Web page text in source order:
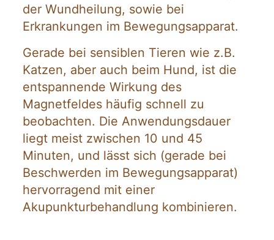
der Wundheilung, sowie bei
Erkrankungen im Bewegungsapparat.
Gerade bei sensiblen Tieren wie z.B.
Katzen, aber auch beim Hund, ist die
entspannende Wirkung des
Magnetfeldes häufig schnell zu
beobachten. Die Anwendungsdauer
liegt meist zwischen 10 und 45
Minuten, und lässt sich (gerade bei
Beschwerden im Bewegungsapparat)
hervorragend mit einer
Akupunkturbehandlung kombinieren.